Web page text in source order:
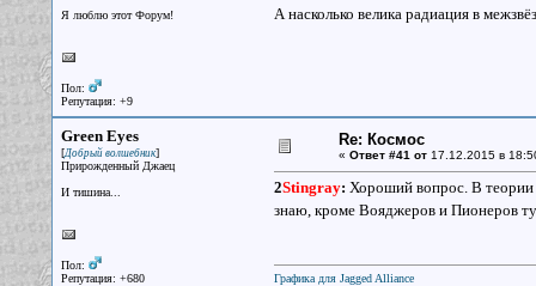
Я люблю этот Форум!
Пол:
Репутация: +9
А насколько велика радиация в
Green Eyes
[Добрый волшебник]
Прирожденный Джаец
И тишина...
Пол:
Репутация: +680
Re: Космос
« Ответ #41 от17.12.2015 в
2Stingray: Хороший вопрос. В теории
знаю, кроме Вояджеров и Пионеров
Графика для Jagged Alliance